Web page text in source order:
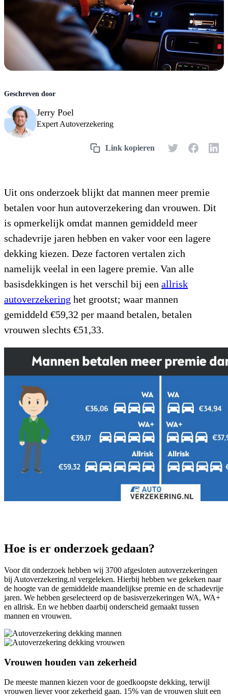
Jerry Poel
Expert Autoverzekering
Uit ons onderzoek blijkt dat mannen meer premie
betalen voor hun autoverzekering dan vrouwen. Dit
is opmerkelijk omdat mannen gemiddeld meer
schadevrije jaren hebben en vaker voor een lagere
dekking kiezen. Deze factoren vertalen zich
namelijk veelal in een lagere premie. Van alle
basisdekkingen is het verschil bij een allrisk
autoverzekering het grootst; waar mannen
gemiddeld €59,32 per maand betalen, betalen
vrouwen slechts €51,33.
Hoe is er onderzoek gedaan?
Voor dit onderzoek hebben wij 3700 afgesloten autoverzekeringen
bij Autoverzekering.nl vergeleken. Hierbij hebben we gekeken naar
de hoogte van de gemiddelde maandelijkse premie en de schadevrije
jaren. We hebben geselecteerd op de basisverzekeringen WA, WA+
en allrisk. En we hebben daarbij onderscheid gemaakt tussen
mannen en vrouwen.
Vrouwen houden van zekerheid
De meeste mannen kiezen voor de goedkoopste dekking, terwijl
vrouwen liever voor zekerheid gaan. 15% van de vrouwen sluit een